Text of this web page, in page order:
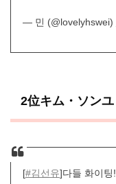
— 민 (@lovelyhswei)
2位キム・ソンユ
[#김선유]다들 화이팅!